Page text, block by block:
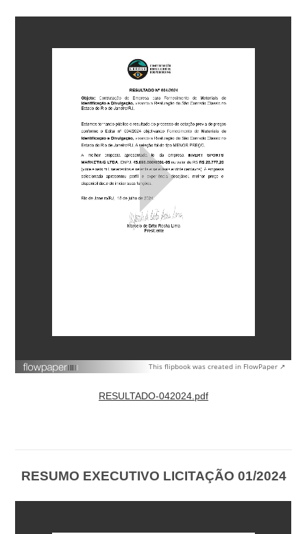
This flipbook was created in FlowPaper ↗
RESULTADO-042024.pdf
RESUMO EXECUTIVO LICITAÇÃO 01/2024